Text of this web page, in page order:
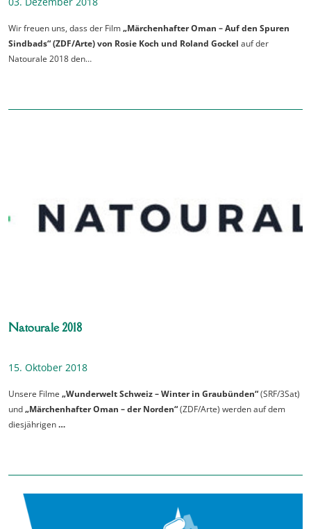
Wir freuen uns, dass der Film„Märchenhafter Oman – Auf den Spuren
Sindbads“ (ZDF/Arte) von Rosie Koch und Roland Gockel auf der
Natourale 2018 den…
Natourale 2018
15. Oktober 2018
Unsere Filme „Wunderwelt Schweiz – Winter in Graubünden“(SRF/3Sat)
und„Märchenhafter Oman – der Norden“(ZDF/Arte) werden auf dem
diesjährigen…